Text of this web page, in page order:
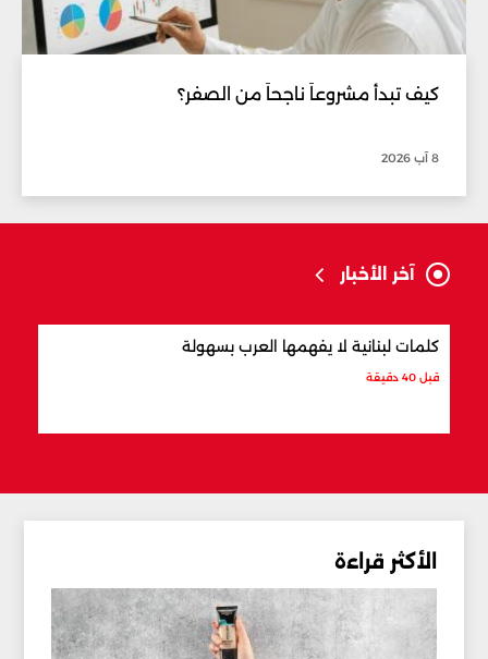
كيف تبدأ مشروعاً ناجحاً من الصفر؟
8 آب 2026
آخر الأخبار
كلمات لبنانية لا يفهمها العرب بسهولة
قبل 40 دقيقة
الأكثر قراءة